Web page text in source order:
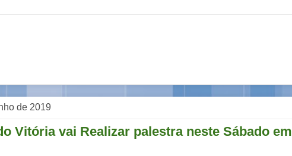
de 2019
Vitória vai Realizar palestra neste Sábado em